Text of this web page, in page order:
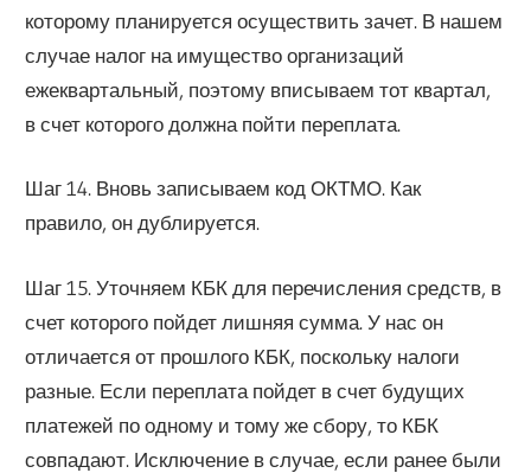
которому планируется осуществить зачет. В нашем
случае налог на имущество организаций
ежеквартальный, поэтому вписываем тот квартал,
в счет которого должна пойти переплата.
Шаг 14. Вновь записываем код ОКТМО. Как
правило, он дублируется.
Шаг 15. Уточняем КБК для перечисления средств, в
счет которого пойдет лишняя сумма. У нас он
отличается от прошлого КБК, поскольку налоги
разные. Если переплата пойдет в счет будущих
платежей по одному и тому же сбору, то КБК
совпадают. Исключение в случае, если ранее были